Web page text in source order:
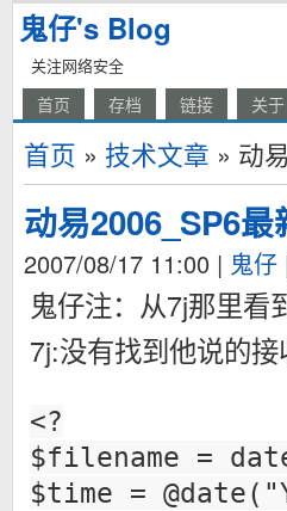
鬼仔's Blog
关注网络安全
首页 存档 链接 关于
首页 » 技术文章 » 动
动易2006_SP6
2007/08/17 11:00 | 鬼仔
鬼仔注：从7j那里看
7j:没有找到他说的
<?
$filename =
$time =